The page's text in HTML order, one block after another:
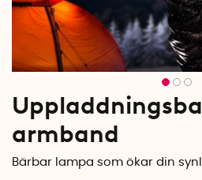
armband
Bärbar lampa som ökar din